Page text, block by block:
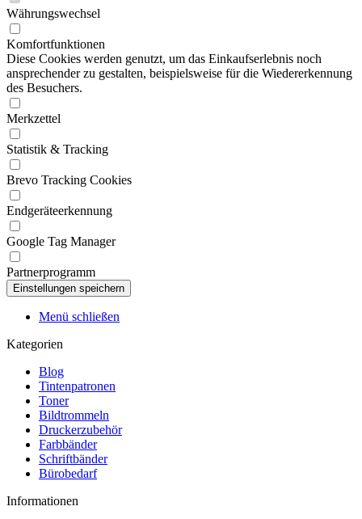
Währungswechsel
Komfortfunktionen
Diese Cookies werden genutzt, um das Einkaufserlebnis noch
ansprechender zu gestalten, beispielsweise für die Wiedererkennung
des Besuchers.
Merkzettel
Statistik & Tracking
Brevo Tracking Cookies
Endgeräteerkennung
Google Tag Manager
Partnerprogramm
Menü schließen
Kategorien
Blog
Tintenpatronen
Toner
Bildtrommeln
Druckerzubehör
Farbbänder
Schriftbänder
Bürobedarf
Informationen